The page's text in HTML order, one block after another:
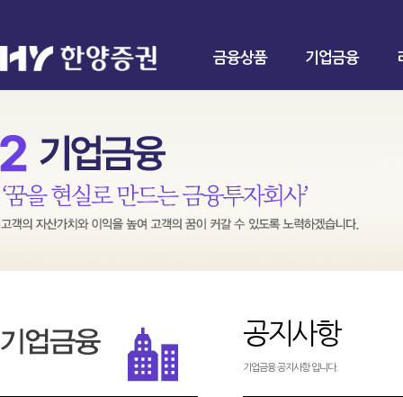
금융상품 기업금융
공지사항
기업금융 공지사항 입니다.